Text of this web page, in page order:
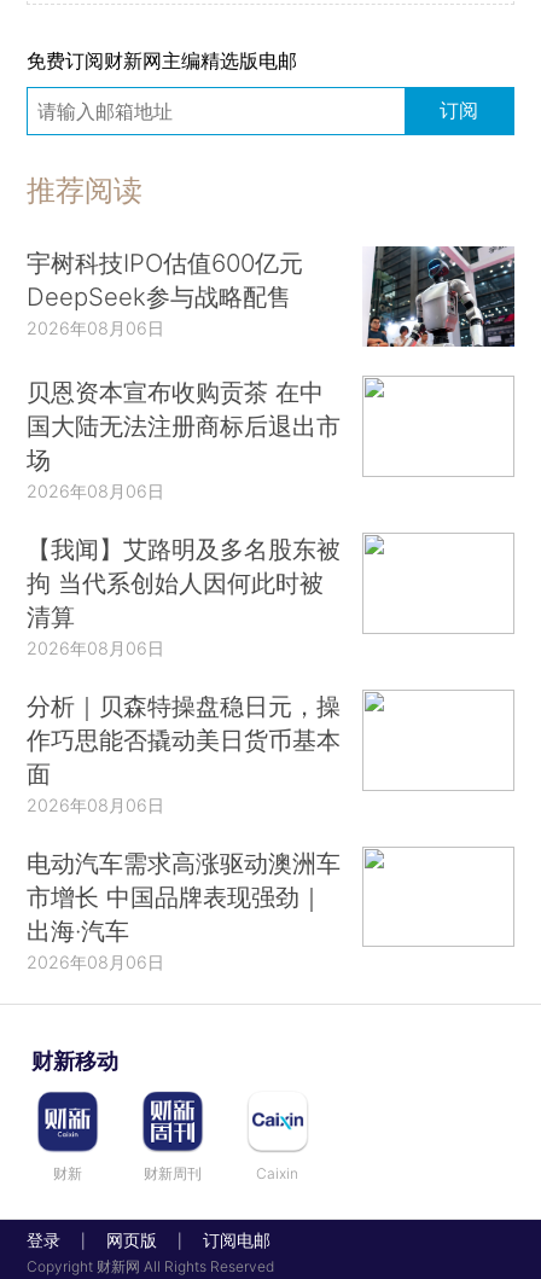
免费订阅财新网主编精选版电邮
订阅
推荐阅读
宇树科技IPO估值600亿元
DeepSeek参与战略配售
2026年08月06日
贝恩资本宣布收购贡茶 在中
国大陆无法注册商标后退出市
场
2026年08月06日
【我闻】艾路明及多名股东被
拘 当代系创始人因何此时被
清算
2026年08月06日
分析｜贝森特操盘稳日元，操
作巧思能否撬动美日货币基本
面
2026年08月06日
电动汽车需求高涨驱动澳洲车
市增长 中国品牌表现强劲｜
出海·汽车
2026年08月06日
财新移动
财新 财新周刊 Caixin
登录 网页版 订阅电邮
Copyright 财新网 All Rights Reserved